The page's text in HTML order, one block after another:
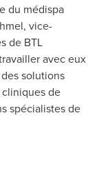
du médispa
, vice-
de BTL
avec eux
solutions
cliniques de
spécialistes de